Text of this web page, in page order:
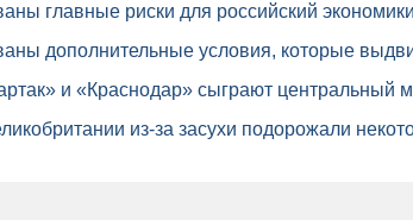
главные риски для российский
дополнительные условия, которые
и «Краснодар» сыграют центральный
из-за засухи подорожали